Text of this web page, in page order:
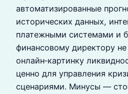
автоматизированные
исторических данных,
платежными системами и
финансовому директору
онлайн‑картинку
ценно для управления
сценариями. Минусы —